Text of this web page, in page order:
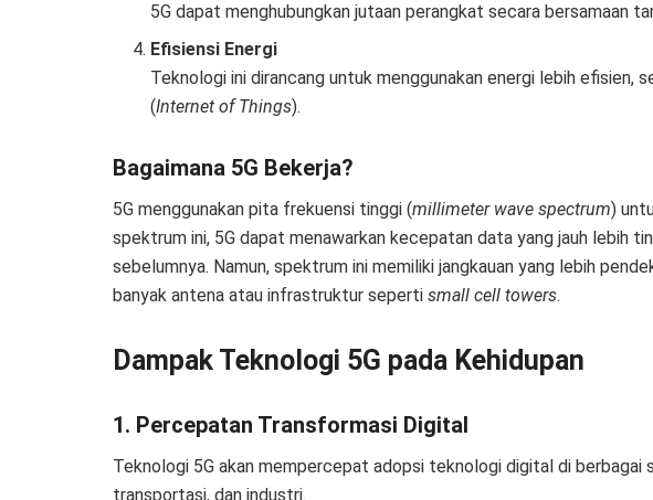
5G dapat menghubungkan jutaan perangkat secara bersamaan
Efisiensi Energi
Teknologi ini dirancang untuk menggunakan energi lebih efisien,
(Internet of Things).
Bagaimana 5G Bekerja?
5G menggunakan pita frekuensi tinggi (millimeter wave spectrum)
spektrum ini, 5G dapat menawarkan kecepatan data yang jauh lebih
sebelumnya. Namun, spektrum ini memiliki jangkauan yang lebih
banyak antena atau infrastruktur seperti small cell towers.
Dampak Teknologi 5G pada Kehidupan
1. Percepatan Transformasi Digital
Teknologi 5G akan mempercepat adopsi teknologi digital di berbagai
transportasi, dan industri.